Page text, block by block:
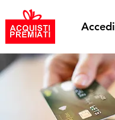
Accedi